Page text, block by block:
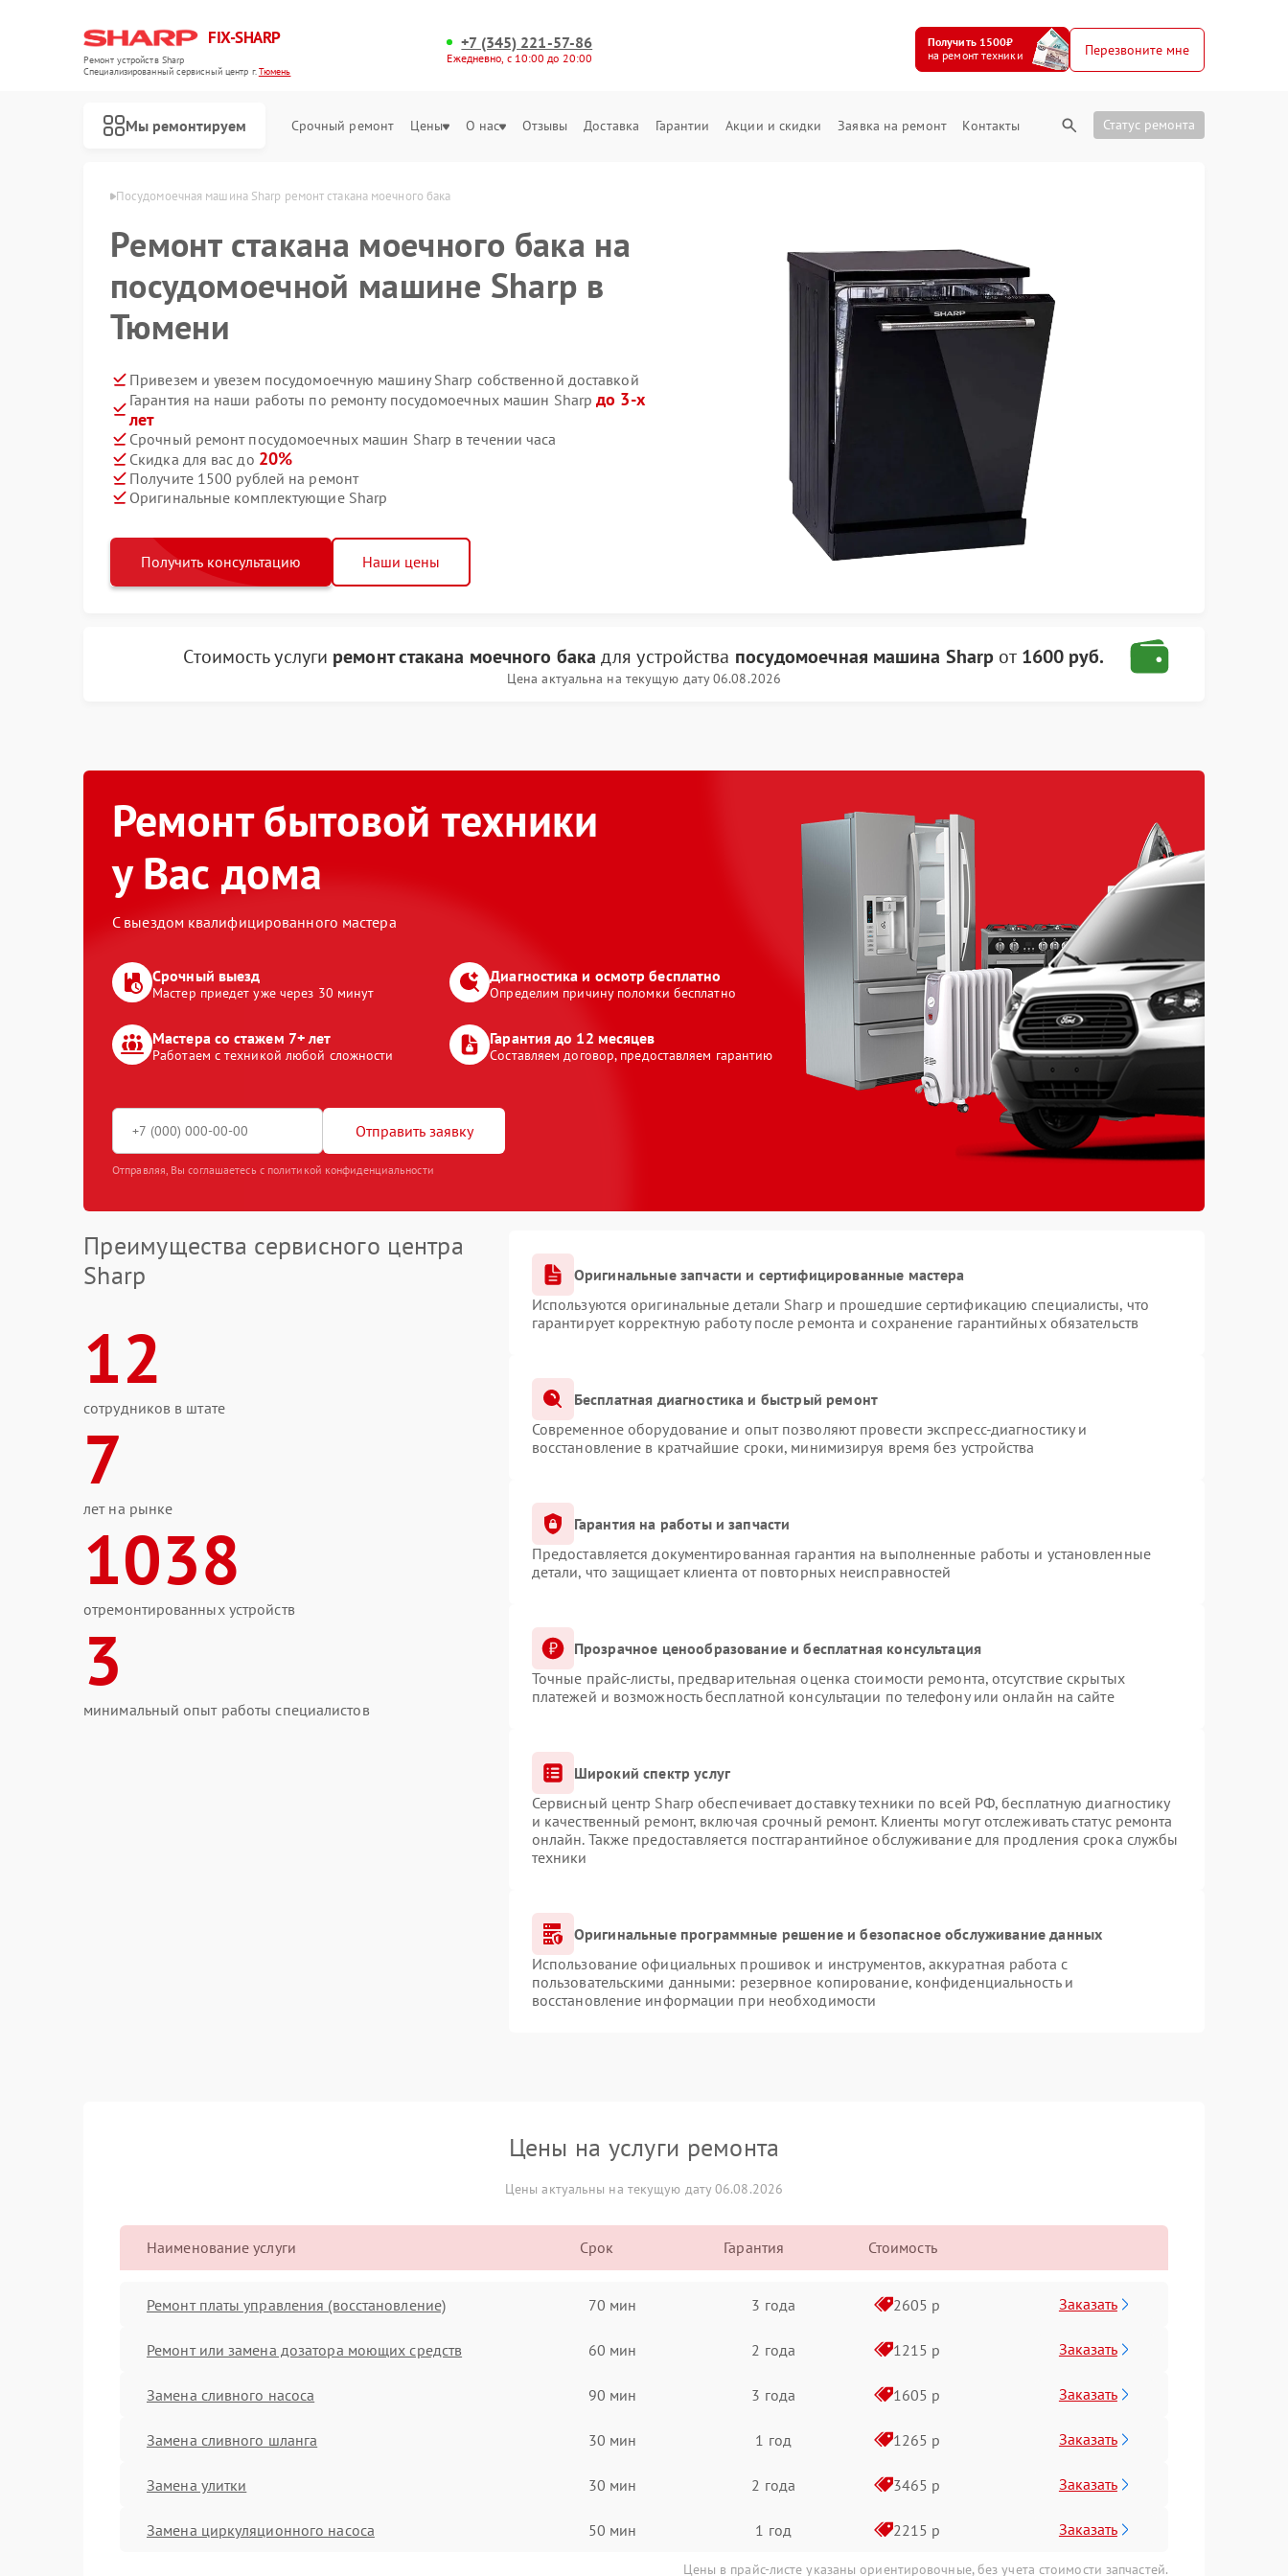
FIX-SHARP
Ремонт устройств Sharp
Специализированный cервисный центр г.Тюмень
+7 (345) 221-57-86
Ежедневно, с 10:00 до 20:00
Получить 1500₽
на ремонт техники
Перезвоните мне
Мы ремонтируем Срочный ремонт Цены О нас Отзывы Доставка Гарантии Акции и скидки Заявка на ремонт Контакты Статус ремонта
Посудомоечная машина Sharp ремонт стакана моечного бака
Ремонт стакана моечного бака на
посудомоечной машине Sharp в
Тюмени
Привезем и увезем посудомоечную машину Sharp собственной доставкой
Гарантия на наши работы по ремонту посудомоечных машин Sharpдо 3-х
лет
Срочный ремонт посудомоечных машин Sharp в течении часа
Скидка для вас до 20%
Получите 1500 рублей на ремонт
Оригинальные комплектующие Sharp
Получить консультацию Наши цены
Стоимость услуги ремонт стакана моечного бака для устройства посудомоечная машина Sharp от 1600 руб.
Цена актуальна на текущую дату 06.08.2026
Ремонт бытовой техники
у Вас дома
С выездом квалифицированного мастера
Срочный выезд
Мастер приедет уже через 30 минут
Диагностика и осмотр бесплатно
Определим причину поломки бесплатно
Мастера со стажем 7+ лет
Работаем с техникой любой сложности
Гарантия до 12 месяцев
Составляем договор, предоставляем гарантию
Отправить заявку
Отправляя, Вы соглашаетесь с политикой конфиденциальности
Преимущества сервисного центра
Sharp
12
сотрудников в штате
7
лет на рынке
1038
отремонтированных устройств
3
минимальный опыт работы специалистов
Оригинальные запчасти и сертифицированные мастера
Используются оригинальные детали Sharp и прошедшие сертификацию специалисты, что
гарантирует корректную работу после ремонта и сохранение гарантийных обязательств
Бесплатная диагностика и быстрый ремонт
Современное оборудование и опыт позволяют провести экспресс-диагностику и
восстановление в кратчайшие сроки, минимизируя время без устройства
Гарантия на работы и запчасти
Предоставляется документированная гарантия на выполненные работы и установленные
детали, что защищает клиента от повторных неисправностей
Прозрачное ценообразование и бесплатная консультация
Точные прайс-листы, предварительная оценка стоимости ремонта, отсутствие скрытых
платежей и возможность бесплатной консультации по телефону или онлайн на сайте
Широкий спектр услуг
Сервисный центр Sharp обеспечивает доставку техники по всей РФ, бесплатную диагностику
и качественный ремонт, включая срочный ремонт. Клиенты могут отслеживать статус ремонта
онлайн. Также предоставляется постгарантийное обслуживание для продления срока службы
техники
Оригинальные программные решение и безопасное обслуживание данных
Использование официальных прошивок и инструментов, аккуратная работа с
пользовательскими данными: резервное копирование, конфиденциальность и
восстановление информации при необходимости
Цены на услуги ремонта
Цены актуальны на текущую дату 06.08.2026
Наименование услуги Срок Гарантия Стоимость
Ремонт платы управления (восстановление) 70 мин 3 года 2605 р Заказать
Ремонт или замена дозатора моющих средств 60 мин 2 года 1215 р Заказать
Замена сливного насоса 90 мин 3 года 1605 р Заказать
Замена сливного шланга 30 мин 1 год 1265 р Заказать
Замена улитки 30 мин 2 года 3465 р Заказать
Замена циркуляционного насоса 50 мин 1 год 2215 р Заказать
Цены в прайс-листе указаны ориентировочные, без учета стоимости запчастей.